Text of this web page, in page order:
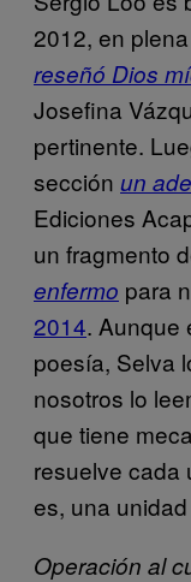
2012, en
reseñó Dios
Josefina
pertinente.
sección un
Ediciones
un fragmento
enfermo para
2014. Aunque
poesía, Selva
nosotros lo
que tiene
resuelve cada
es, una
Operación al